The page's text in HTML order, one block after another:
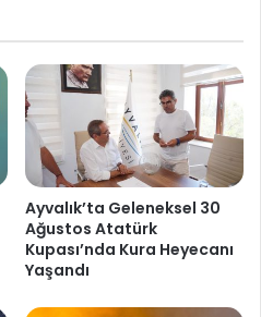
Ayvalık’ta Geleneksel 30
Ağustos Atatürk
Kupası’nda Kura Heyecanı
Yaşandı